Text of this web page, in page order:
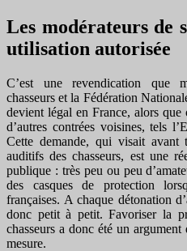
Les modérateurs de
utilisation autorisée
C’est une revendication que
chasseurs et la Fédération
devient légal en France, alors que
d’autres contrées voisines, tels
Cette demande, qui visait avant
auditifs des chasseurs, est une
publique : très peu ou peu
des casques de protection
françaises. A chaque détonation
donc petit à petit. Favoriser la
chasseurs a donc été un
mesure.